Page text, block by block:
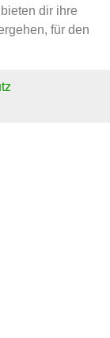
dir ihre
für den